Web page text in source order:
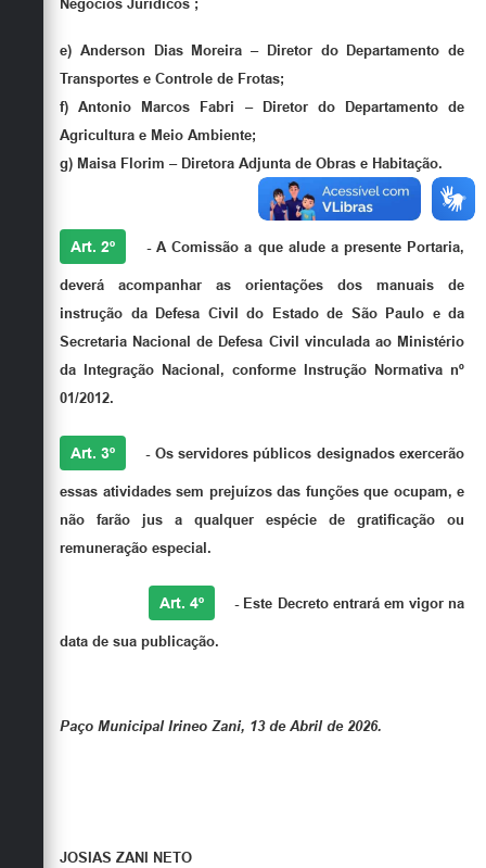
Negócios Jurídicos ;
e) Anderson Dias Moreira – Diretor do Departamento de
Transportes e Controle de Frotas;
f)Antonio Marcos Fabri – Diretor do Departamento de
Agricultura e Meio Ambiente;
g) Maisa Florim – Diretora Adjunta de Obras e Habitação.
Art. 2º - A Comissão a que alude a presente Portaria,
deverá acompanhar as orientações dos manuais de
instrução da Defesa Civil do Estado de São Paulo e da
Secretaria Nacional de Defesa Civil vinculada ao Ministério
da Integração Nacional, conforme Instrução Normativa nº
01/2012.
Art. 3º - Os servidores públicos designados exercerão
essas atividades sem prejuízos das funções que ocupam, e
não farão jus a qualquer espécie de gratificação ou
remuneração especial.
Art. 4º - Este Decreto entrará em vigor na
data de sua publicação.
Paço Municipal Irineo Zani, 13 de Abril de 2026.
JOSIAS ZANI NETO